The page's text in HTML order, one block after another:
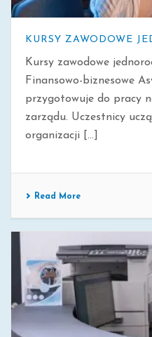
KURSY ZAWODOWE
Kursy zawodowe
Finansowo-biznesowe
przygotowuje do pracy
zarządu. Uczestnicy
organizacji [...]
Read More